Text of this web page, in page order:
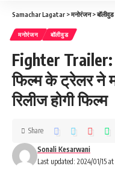
Samachar Lagatar >मनोरंजन>बॉलीवुड
मनोरंजन बॉलीवुड
Fighter Trailer:
फिल्म के ट्रेलर ने
रिलीज होगी फिल्म
Last updated: 2024/01/15 at
Sonali Kesarwani
Share